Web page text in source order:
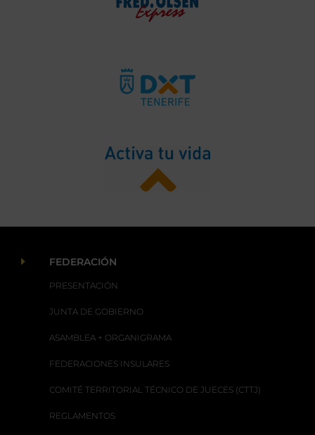
E FEDERACIÓN
PRESENTACIÓN
JUNTA DE GOBIERNO
ASAMBLEA + ORGANIGRAMA
FEDERACIONES INSULARES
COMITÉ TERRITORIAL TÉCNICO DE JUECES (CTTJ)
REGLAMENTOS